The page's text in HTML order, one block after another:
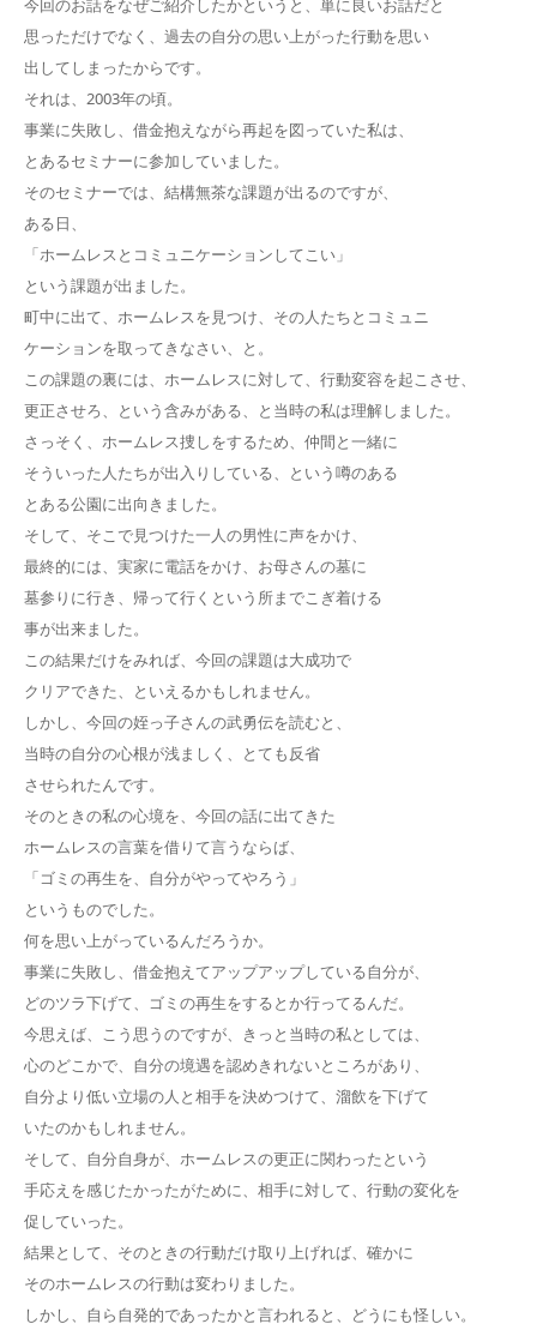
思っただけでなく、過去の自分の思い上がった行動を思い
出してしまったからです。
それは、2003年の頃。
事業に失敗し、借金抱えながら再起を図っていた私は、
とあるセミナーに参加していました。
そのセミナーでは、結構無茶な課題が出るのですが、
ある日、
「ホームレスとコミュニケーションしてこい」
という課題が出ました。
町中に出て、ホームレスを見つけ、その人たちとコミュニ
ケーションを取ってきなさい、と。
この課題の裏には、ホームレスに対して、行動変容を起こさせ、
更正させろ、という含みがある、と当時の私は理解しました。
さっそく、ホームレス捜しをするため、仲間と一緒に
そういった人たちが出入りしている、という噂のある
とある公園に出向きました。
そして、そこで見つけた一人の男性に声をかけ、
最終的には、実家に電話をかけ、お母さんの墓に
墓参りに行き、帰って行くという所までこぎ着ける
事が出来ました。
この結果だけをみれば、今回の課題は大成功で
クリアできた、といえるかもしれません。
しかし、今回の姪っ子さんの武勇伝を読むと、
当時の自分の心根が浅ましく、とても反省
させられたんです。
そのときの私の心境を、今回の話に出てきた
ホームレスの言葉を借りて言うならば、
「ゴミの再生を、自分がやってやろう」
というものでした。
何を思い上がっているんだろうか。
事業に失敗し、借金抱えてアップアップしている自分が、
どのツラ下げて、ゴミの再生をするとか行ってるんだ。
今思えば、こう思うのですが、きっと当時の私としては、
心のどこかで、自分の境遇を認めきれないところがあり、
自分より低い立場の人と相手を決めつけて、溜飲を下げて
いたのかもしれません。
そして、自分自身が、ホームレスの更正に関わったという
手応えを感じたかったがために、相手に対して、行動の変化を
促していった。
結果として、そのときの行動だけ取り上げれば、確かに
そのホームレスの行動は変わりました。
しかし、自ら自発的であったかと言われると、どうにも怪しい。